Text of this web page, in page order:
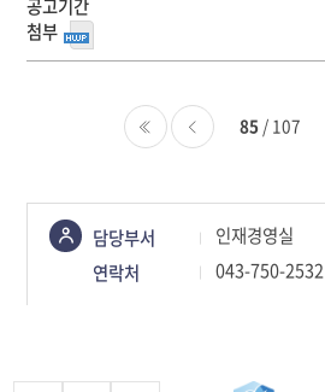
85 / 107
콘텐츠
정보책임자
담당부서
인재경영실
연락처
043-750-2532